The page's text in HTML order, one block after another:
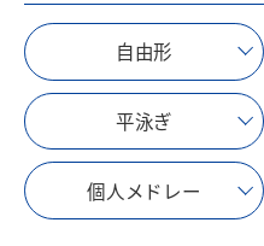
自由形
平泳ぎ
個人メドレー